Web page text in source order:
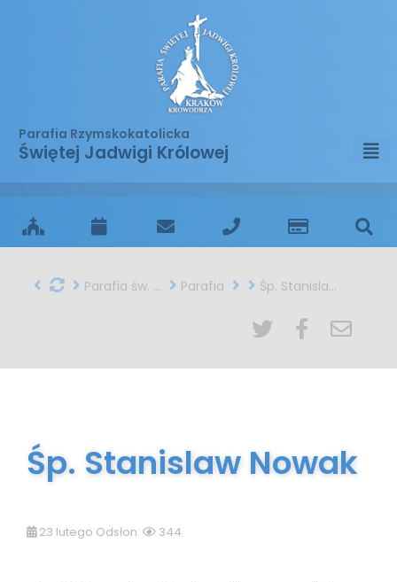
Parafia Rzymskokatolicka
Świętej Jadwigi Królowej
Parafia św. Jadwigi w Krakowie Parafia Śp. Stanislaw Nowak
Śp. Stanislaw Nowak
23 lutego Odsłon: 344